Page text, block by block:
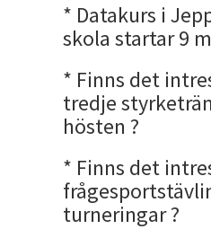
* Datakurs i
skola startar 9
* Finns det
tredje
hösten ?
* Finns det
turneringar ?